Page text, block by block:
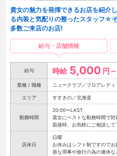
貴女の魅力を発揮できるお店を紹介
る内装と気配りの整ったスタッフ☆
多数ご来店のお店!
給与・店舗情報
給与 時給 5,000 円～
業種 / 職種 ニュークラブ／フロアレディ
エリア すすきの／北海道
勤務時間
20:00〜LAST
貴女にベストな勤務時間で対
面接時、お気軽にご相談して
店休日
日曜
お休みはシフト制ですのでお
急な用事や旅行の為の連休な